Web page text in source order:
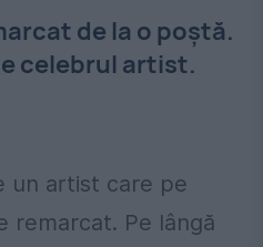
de la o poștă.
celebrul artist.
un artist care pe
remarcat. Pe lângă